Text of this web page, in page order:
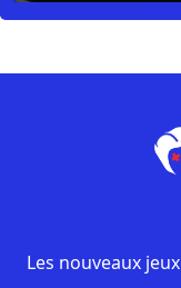
Les nouveaux jeux